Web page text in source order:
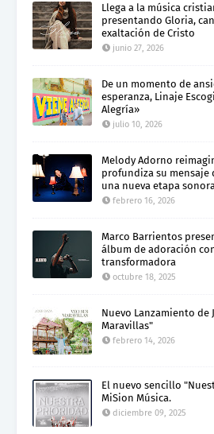
Llega a la música
presentando Gloria,
exaltación de Cristo
junio 27, 2026
De un momento de
esperanza, Linaje
Alegría»
julio 10, 2026
Melody Adorno
profundiza su mensaje
una nueva etapa
febrero 16, 2026
Marco Barrientos
álbum de adoración
transformadora
octubre 18, 2025
Nuevo Lanzamiento de
Maravillas"
febrero 14, 2026
El nuevo sencillo
MiSion Música.
diciembre 09, 2025